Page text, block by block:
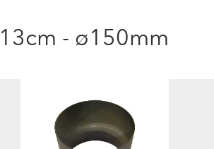
- ø150mm